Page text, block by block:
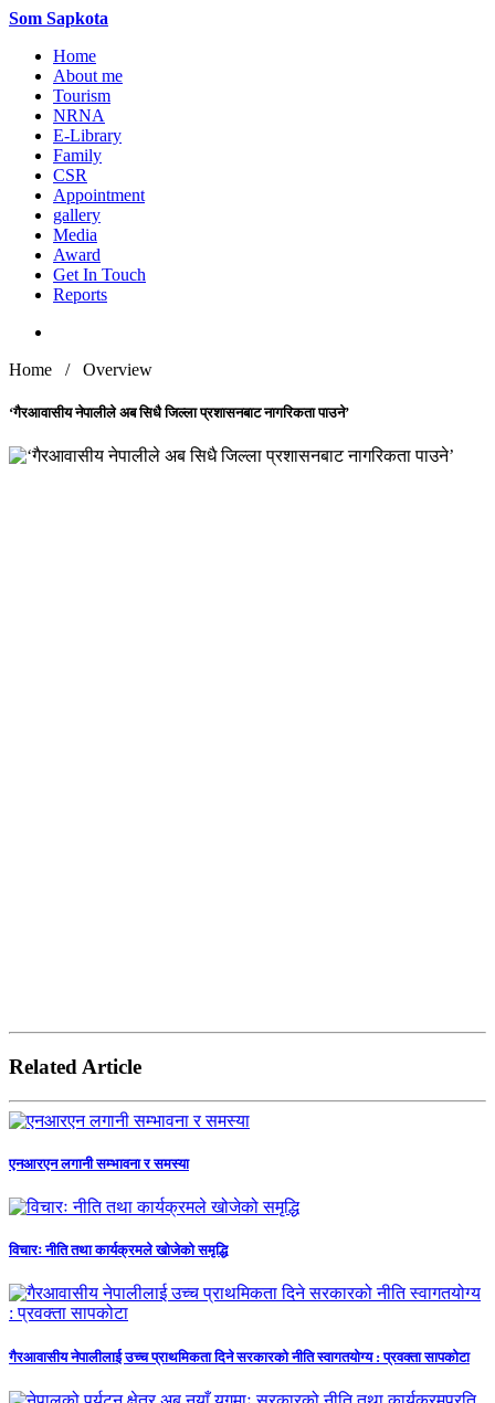
Som Sapkota
Home
About me
Tourism
NRNA
E-Library
Family
CSR
Appointment
gallery
Media
Award
Get In Touch
Reports
Home / Overview
‘गैरआवासीय नेपालीले अब सिधै जिल्ला प्रशासनबाट नागरिकता पाउने’
Related Article
एनआरएन लगानी सम्भावना र समस्या
विचारः नीति तथा कार्यक्रमले खोजेको समृद्धि
गैरआवासीय नेपालीलाई उच्च प्राथमिकता दिने सरकारको नीति स्वागतयोग्य : प्रवक्ता सापकोटा